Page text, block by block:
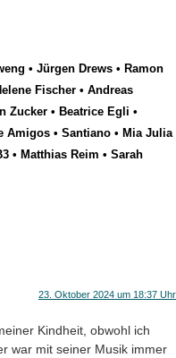
• Jürgen Drews • Ramon
Fischer • Andreas
Zucker • Beatrice Egli •
Amigos • Santiano • Mia Julia
• Matthias Reim • Sarah
23. Oktober 2024 um 18:37 Uhr
Kindheit, obwohl ich
war mit seiner Musik immer